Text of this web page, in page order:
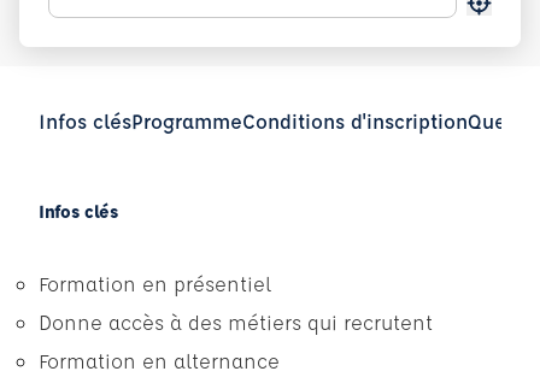
Infos clésProgrammeConditions d'inscription
Infos clés
Formation en présentiel
Donne accès à des métiers qui recrutent
Formation en alternance